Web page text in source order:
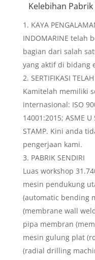
Kelebihan
KAYA
INDOMARINE telah
bagian dari salah
yang aktif di bidang
SERTIFIKASI
Kamitelah memiliki
internasional: ISO
14001:2015; ASME U
STAMP. Kini anda
pengerjaan kami.
PABRIK SENDIRI
Luas workshop
mesin pendukung
(automatic bending
(membrane wall
pipa membran
mesin gulung plat
(radial drilling